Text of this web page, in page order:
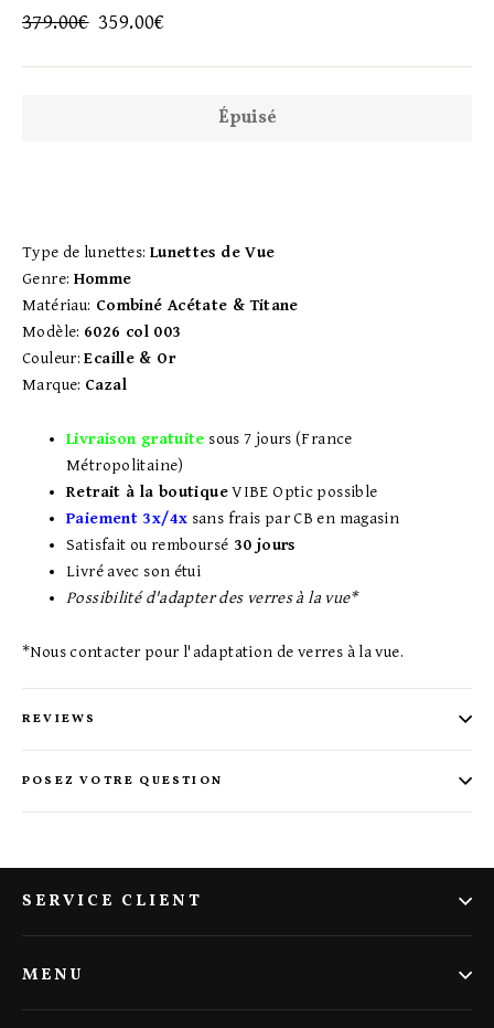
Prix
379.00€ Prix
359.00€
Épuisé
Type de lunettes: Lunettes de Vue
Genre: Homme
Matériau: Combiné Acétate & Titane
Modèle: 6026 col 003
Couleur:Ecaille & Or
Marque: Cazal
Livraison gratuite sous 7 jours (France
Métropolitaine)
Retrait à la boutiqueVIBE Optic possible
Paiement 3x/4x sans frais par CB en magasin
Satisfait ou remboursé 30 jours
Livré avec son étui
Possibilité d'adapter des verres à la vue*
*Nous contacter pour l'adaptation de verres à la vue.
REVIEWS
POSEZ VOTRE QUESTION
SERVICE CLIENT
MENU